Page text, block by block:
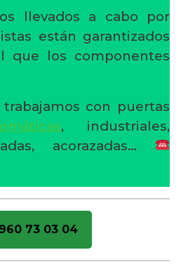
llevados a cabo por
están garantizados
que los componentes
con puertas
, industriales,
acorazadas…
960 73 03 04